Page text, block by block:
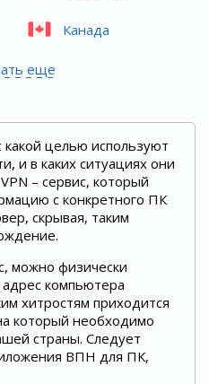
Канада
еще
какой целью используют
и в каких ситуациях они
– сервис, который
с конкретного ПК
скрывая, таким
можно физически
компьютера
хитростям приходится
который необходимо
страны. Следует
ВПН для ПК,